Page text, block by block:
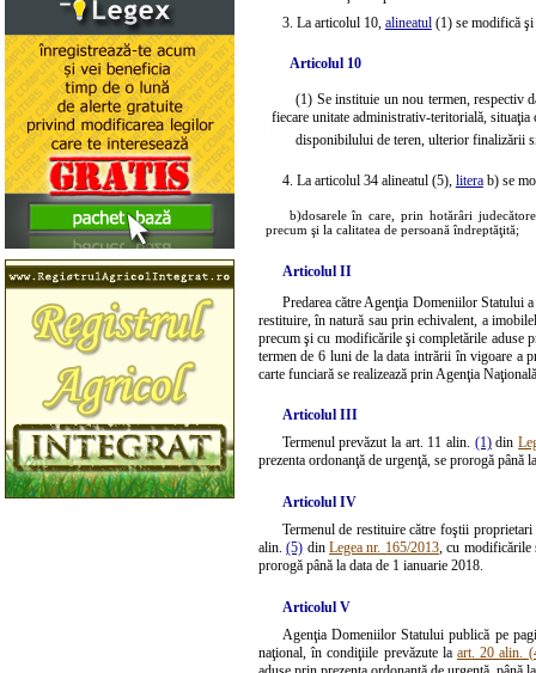
3. La articolul 10, alineatul (1) se modifică
Articolul 10
(1) Se instituie un nou termen, respectiv
fiecare unitate administrativ-teritorială, situaţia
disponibilului de teren, ulterior finalizării
4. La articolul 34 alineatul (5), litera b) se
b)dosarele în care, prin hotărâri
precum şi la calitatea de persoană îndreptăţită;
Articolul II
Predarea către Agenţia Domeniilor Statului
restituire, în natură sau prin echivalent, a
precum şi cu modificările şi completările aduse
termen de 6 luni de la data intrării în vigoare a
carte funciară se realizează prin Agenţia
Articolul III
Termenul prevăzut la art. 11 alin. (1) din
prezenta ordonanţă de urgenţă, se prorogă până
Articolul IV
Termenul de restituire către foştii
alin.(5) dinLegea nr. 165/2013, cu modificările
prorogă până la data de 1 ianuarie 2018.
Articolul V
Agenţia Domeniilor Statului publică pe
naţional, în condiţiile prevăzute la art. 20 alin.